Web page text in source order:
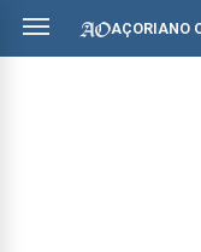
AÇORIANO